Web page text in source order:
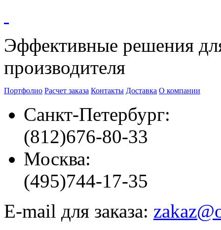
Эффективные решения
производителя
Портфолио Расчет заказа Контакты Доставка О компании
Санкт-Петербург:
(812)676-80-33
Москва:
(495)744-17-35
E-mail для заказа: